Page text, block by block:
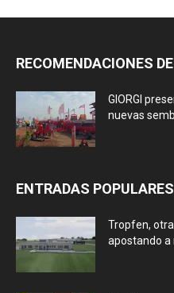
RECOMENDACIONES
GIORGI
nuevas
ENTRADAS POPULARES
Tropfen,
apostando a